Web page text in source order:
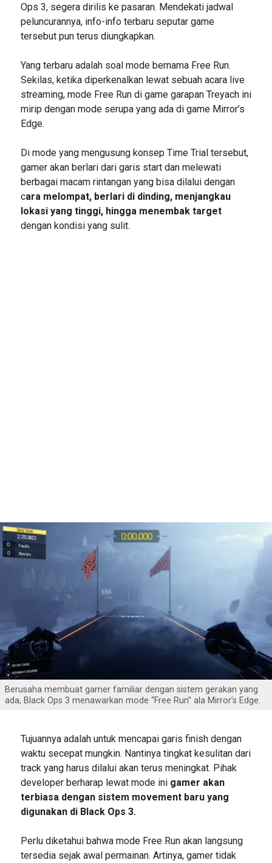
Ops 3, segera dirilis ke pasaran. Mendekati jadwal
peluncurannya, info-info terbaru seputar game
tersebut pun terus diungkapkan.
Yang terbaru adalah soal mode bernama Free Run.
Sekilas, ketika diperkenalkan lewat sebuah acara live
streaming, mode Free Run di game garapan Treyach ini
mirip dengan mode serupa yang ada di game Mirror’s
Edge.
Di mode yang mengusung konsep Time Trial tersebut,
gamer akan berlari dari garis start dan melewati
berbagai macam rintangan yang bisa dilalui dengan
cara melompat, berlari di dinding, menjangkau
lokasi yang tinggi, hingga menembak target
dengan kondisi yang sulit.
Berusaha membuat gamer familiar dengan sistem gerakan yang
ada, Black Ops 3 menawarkan mode “Free Run” ala Mirror’s Edge.
Tujuannya adalah untuk mencapai garis finish dengan
waktu secepat mungkin. Nantinya tingkat kesulitan dari
track yang harus dilalui akan terus meningkat. Pihak
developer berharap lewat mode ini gamer akan
terbiasa dengan sistem movement baru yang
digunakan di Black Ops 3.
Perlu diketahui bahwa mode Free Run akan langsung
tersedia sejak awal permainan. Artinya, gamer tidak